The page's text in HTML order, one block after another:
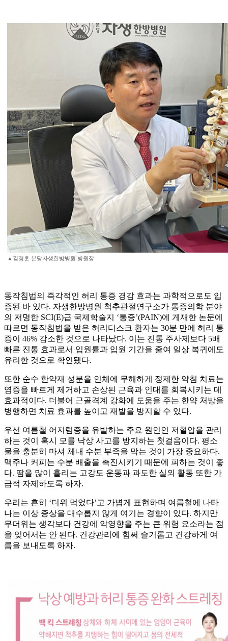
▲김경훈 분당자생한방병원 병원장
동작침법의 즉각적인 허리 통증 경감 효과는 과학적으로도 입
증된 바 있다. 자생한방병원 척추관절연구소가 통증의학 분야
의 저명한 SCI(E)급 국제학술지 ‘통증’(PAIN)에 게재한 논문에
따르면 동작침법을 받은 허리디스크 환자는 30분 만에 허리 통
증이 46% 감소한 것으로 나타났다. 이는 진통 주사제보다 5배
빠른 진통 효과로서 입원률과 입원 기간을 줄여 일상 복귀에도
유리한 것으로 확인됐다.
또한 순수 한약재 성분을 인체에 무해하게 정제한 약침 치료는
염증을 빠르게 제거하고 손상된 근육과 인대를 회복시키는 데
효과적이다. 더불어 근골격계 강화에 도움을 주는 한약 처방을
병행하면 치료 효과를 높이고 재발을 방지할 수 있다.
우선 여름철 어지럼증을 유발하는 주요 원인인 저혈압을 관리
하는 것이 혹시 모를 낙상 사고를 방지하는 첫걸음이다. 평소
물을 충분히 마셔 체내 수분 부족을 막는 것이 가장 중요하다.
맥주나 커피는 수분 배출을 촉진시키기 때문에 피하는 것이 좋
다. 땀을 많이 흘리는 고강도 운동과 과도한 실외 활동 또한 가
급적 자제하도록 하자.
우리는 흔히 ‘더위 먹었다’고 가볍게 표현하며 여름철에 나타
나는 이상 증상을 대수롭지 않게 여기는 경향이 있다. 하지만
무더위는 생각보다 건강에 악영향을 주는 큰 위험 요소라는 점
을 잊어서는 안 된다. 건강관리에 힘써 슬기롭고 건강하게 여
름을 보내도록 하자.